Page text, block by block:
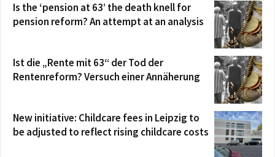
Is the ‘pension at 63’ the death knell for
pension reform? An attempt at an analysis
Ist die „Rente mit 63“ der Tod der
Rentenreform? Versuch einer Annäherung
New initiative: Childcare fees in Leipzig to
be adjusted to reflect rising childcare costs